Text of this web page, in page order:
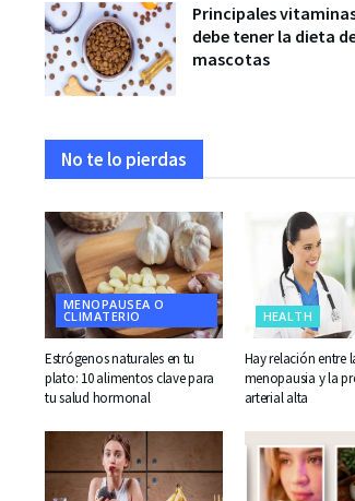
Principales
debe tener la dieta
mascotas
No te lo pierdas
MENOPAUSEA O
CLIMATERIO
Estrógenos naturales en tu
plato: 10 alimentos clave para
tu salud hormonal
HEALTH
Hay relación entre
menopausia y la
arterial alta